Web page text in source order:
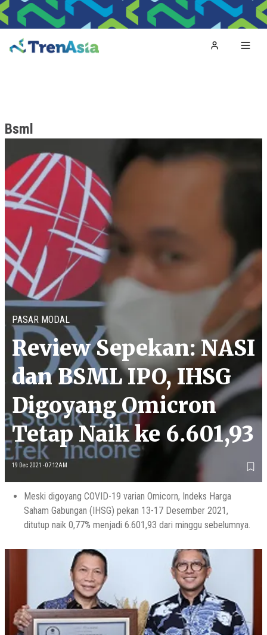
Home
Bsml
PASAR MODAL
Review Sepekan: NASI
dan BSML IPO, IHSG
Digoyang Omicron
Tetap Naik ke 6.601,93
19 Dec 2021 - 07:12AM
Meski digoyang COVID-19 varian Omicorn, Indeks Harga
Saham Gabungan (IHSG) pekan 13-17 Desember 2021,
ditutup naik 0,77% menjadi 6.601,93 dari minggu sebelumnya.